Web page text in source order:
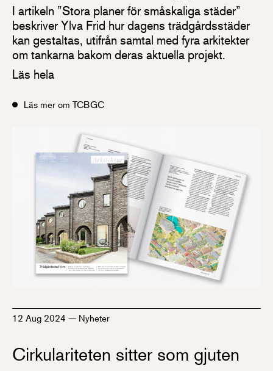
I artikeln ”Stora planer för småskaliga städer”
beskriver Ylva Frid hur dagens trädgårdsstäder
kan gestaltas, utifrån samtal med fyra arkitekter
om tankarna bakom deras aktuella projekt.
Läs hela
Läs mer om TCBGC
12 Aug 2024 — Nyheter
Cirkulariteten sitter som gjuten